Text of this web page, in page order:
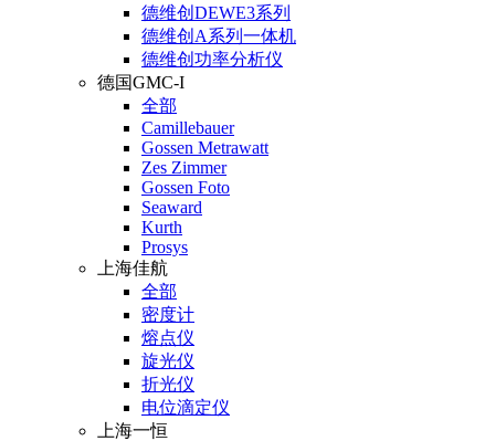
德维创DEWE3系列
德维创A系列一体机
德维创功率分析仪
德国GMC-I
全部
Camillebauer
Gossen Metrawatt
Zes Zimmer
Gossen Foto
Seaward
Kurth
Prosys
上海佳航
全部
密度计
熔点仪
旋光仪
折光仪
电位滴定仪
上海一恒